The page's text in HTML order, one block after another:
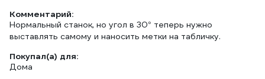
Комментарий:
Нормальный станок, но угол в 30° теперь нужно
выставлять самому и наносить метки на табличку.
Покупал(а) для:
Дома